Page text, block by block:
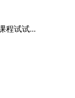
程试试...